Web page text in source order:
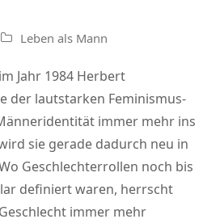
Leben als Mann
Jahr 1984 Herbert
der lautstarken Feminismus-
immer mehr ins
sie gerade dadurch neu in
Geschlechterrollen noch bis
definiert waren, herrscht
immer mehr